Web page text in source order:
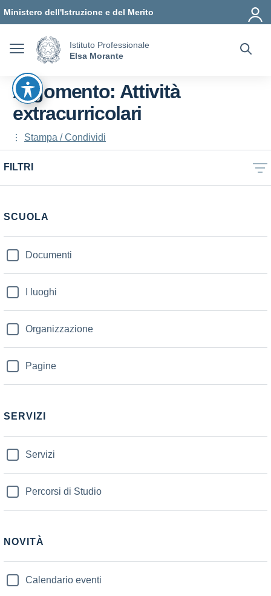
Ministero dell'Istruzione e del Merito
Istituto Professionale
Elsa Morante
Argomento: Attività
extracurricolari
Stampa / Condividi
FILTRI
SCUOLA
Documenti
I luoghi
Organizzazione
Pagine
SERVIZI
Servizi
Percorsi di Studio
NOVITÀ
Calendario eventi